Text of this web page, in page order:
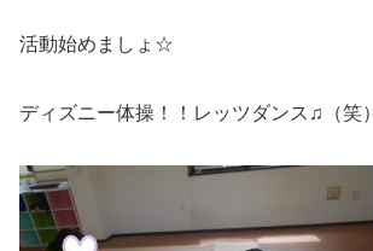
活動始めましょ☆
ディズニー体操！！レッツダンス♫（笑）